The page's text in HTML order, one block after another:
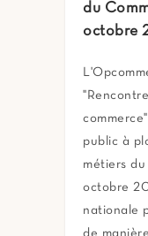
du
octobre
public à
métiers
octobre
nationale